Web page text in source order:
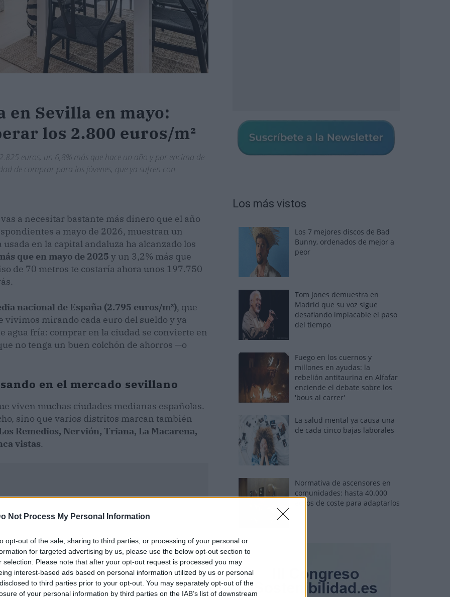
Not Process My Personal Information
opt-out of the sale, sharing to third parties, or processing of your personal or
for targeted advertising by us, please use the below opt-out section to
selection. Please note that after your opt-out request is processed you may
interest-based ads based on personal information utilized by us or personal
to third parties prior to your opt-out. You may separately opt-out of the
of your personal information by third parties on the IAB’s list of downstream
en Sevilla en mayo:
los 2.800 euros/m²
euros, un 6,8% más que hace un año y por encima de
de comprar para los jóvenes, que ya sufren con
a necesitar bastante más dinero que el año
a mayo de 2026, muestran un
en la capital andaluza ha alcanzado los
que en mayo de 2025 y un 3,2% más que
de 70 metros te costaría ahora unos 197.750
nacional de España (2.795 euros/m²), que
vivimos mirando cada euro del sueldo y ya
agua fría: comprar en la ciudad se convierte en
no tenga un buen colchón de ahorros —o
en el mercado sevillano
viven muchas ciudades medianas españolas.
sino que varios distritos marcan también
Remedios, Nervión, Triana, La Macarena,
vistas.
Los más vistos
Los 7 mejores discos de Bad
Bunny, ordenados de mejor a
peor
Tom Jones demuestra en
Madrid que su voz sigue
desafiando implacable el paso
del tiempo
Fuego en los cuernos y
millones en ayudas: la
rebelión antitaurina en Alfafar
enciende el debate sobre los
'bous al carrer'
La salud mental ya causa una
de cada cinco bajas laborales
Normativa de ascensores en
comunidades: hasta 40.000
euros de coste para adaptarlos